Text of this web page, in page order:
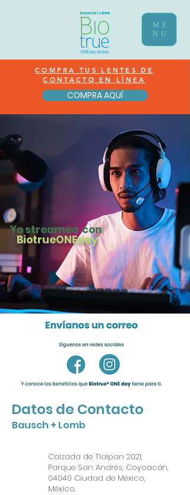
COMPRA TUS LENTES DE
CONTACTO EN LÍNEA
COMPRA AQUÍ
ME
NU
Yo streameo con
BiotrueONEday
Datos de Contacto
Bausch + Lomb
Calzada de Tlalpan 2021,
Parque San Andrés, Coyoacán,
04040 Ciudad de México,
México.